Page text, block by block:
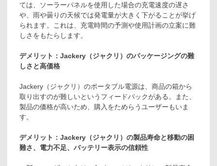
ては、ソーラーパネルを使用した場合の充電速度の遅さ
や、雨や曇りの天候では発電量が大きく下がることが挙げ
られます。これは、充電時間の予測や使用計画の立案に難
しさをもたらします。
デメリット：Jackery（ジャクリ）のパッケージングの難
しさと高価格
Jackery（ジャクリ）のポータブル電源は、商品の箱から
取り出すのが難しいというフィードバックがある。また、
製品の価格が高いため、購入をためらうユーザーもいま
す。
デメリット：Jackery（ジャクリ）の製品寿命と移動の困
難さ、電力不足、バッテリー表示の信頼性